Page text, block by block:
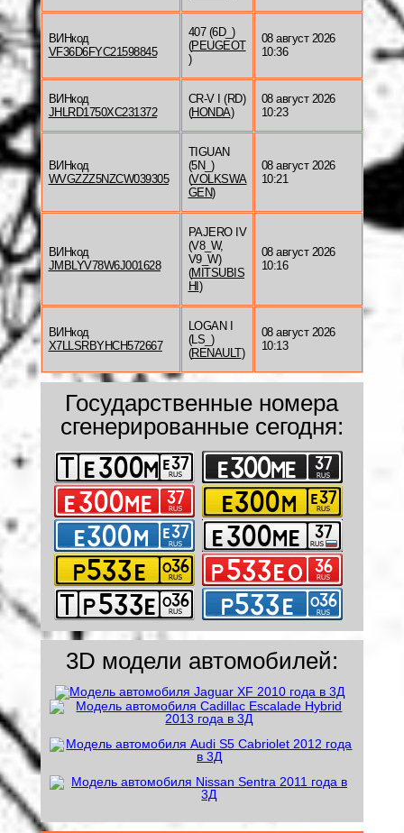
ВИНкод
VF36D6FYC21598845
407 (6D_)
(PEUGEOT
)
08 август 2026
10:36
ВИНкод
JHLRD1750XC231372
CR-V I (RD)
(HONDA)
08 август 2026
10:23
ВИНкод
WVGZZZ5NZCW039305
TIGUAN
(5N_)
(VOLKSWA
GEN)
08 август 2026
10:21
ВИНкод
JMBLYV78W6J001628
PAJERO IV
(V8_W,
V9_W)
(MITSUBIS
HI )
08 август 2026
10:16
ВИНкод
X7LLSRBYHCH572667
LOGAN I
(LS_)
(RENAULT)
08 август 2026
10:13
Государственные номера
сгенерированные сегодня:
3D модели автомобилей: